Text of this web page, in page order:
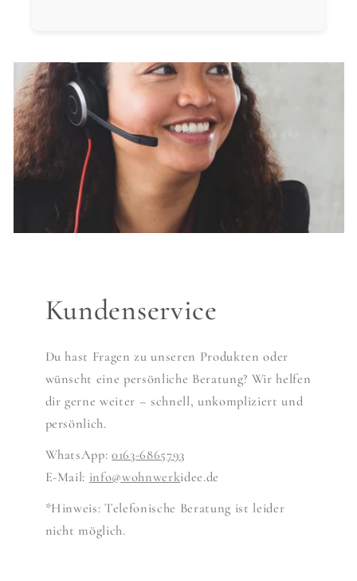
Kundenservice
Du hast Fragen zu unseren Produkten oder
wünscht eine persönliche Beratung? Wir helfen
dir gerne weiter – schnell, unkompliziert und
persönlich.
WhatsApp:0163-6865793
E-Mail: info@wohnwerkidee.de
*Hinweis: Telefonische Beratung ist leider
nicht möglich.